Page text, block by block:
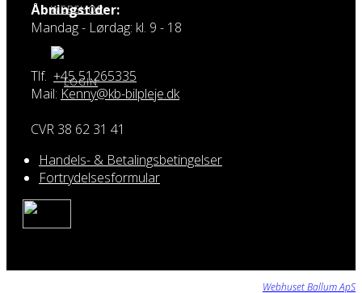
WEBSHOP
Åbningstider:
Mandag - Lørdag: kl. 9 - 18
Tlf. +45 51265335
Mail: Kenny@kb-bilpleje.dk
CVR 38 62 31 41
Handels- & Betalingsbetingelser
Fortrydelsesformular
Webhuset Ballum ApS